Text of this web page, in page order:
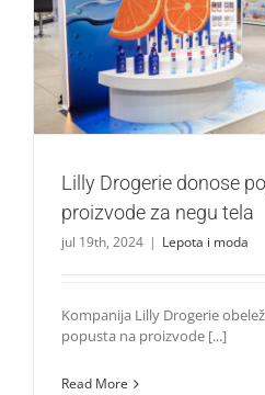
Lilly Drogerie donose popust
tela
Lepota i
Lilly Drogerie donose
proizvode za negu tela
jul 19th, 2024 | Lepota i moda
Kompanija Lilly Drogerie
popusta na proizvode [...]
Read More